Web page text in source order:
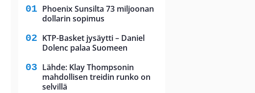
Phoenix Sunsilta 73 miljoonan
dollarin sopimus
KTP-Basket jysäytti – Daniel
Dolenc palaa Suomeen
Lähde: Klay Thompsonin
mahdollisen treidin runko on
selvillä